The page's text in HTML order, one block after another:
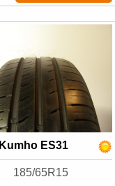
Kumho ES31
185/65R15